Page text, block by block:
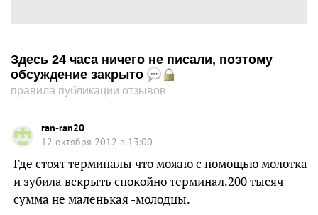
Здесь 24 часа ничего не писали, поэтому
обсуждение закрыто
правила публикации отзывов
ran-ran20
12 октября 2012 в 13:00
Где стоят терминалы что можно с помощью молотка
и зубила вскрыть спокойно терминал.200 тысяч
сумма не маленькая -молодцы.